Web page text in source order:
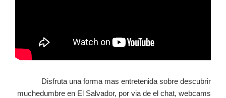
Disfruta una forma mas entretenida sobre descubrir
muchedumbre en El Salvador, por via de el chat, webcams